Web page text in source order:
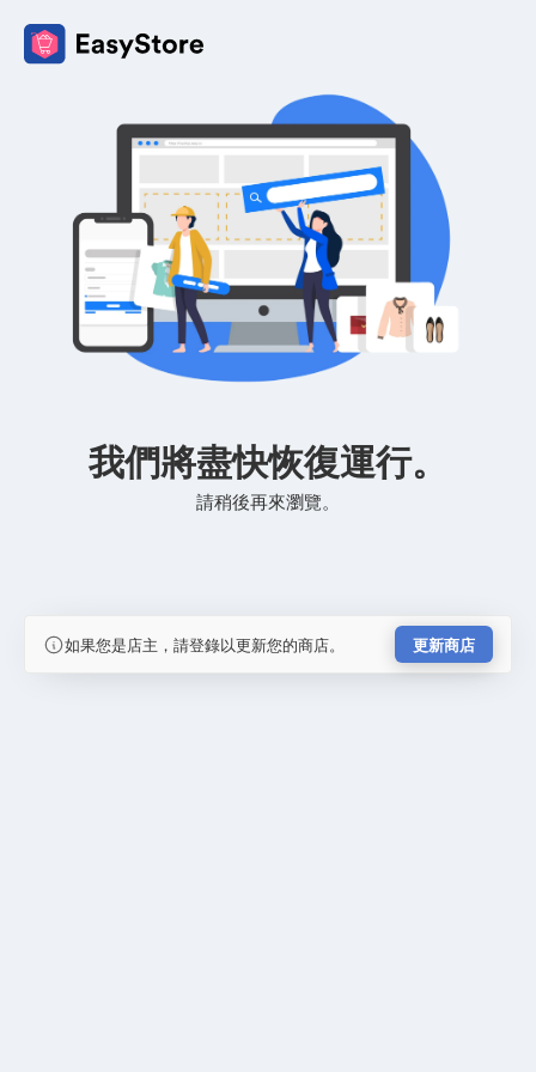
我們將盡快恢復運行。
請稍後再來瀏覽。
如果您是店主，請登錄以更新您的商店。 更新商店